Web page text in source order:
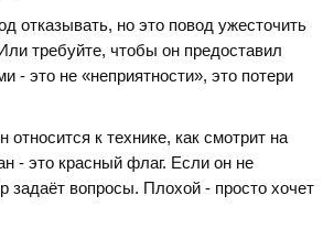
отказывать, но это повод ужесточить
требуйте, чтобы он предоставил
- это не «неприятности», это потери
к технике, как смотрит на
- это красный флаг. Если он не
задаёт вопросы. Плохой - просто хочет